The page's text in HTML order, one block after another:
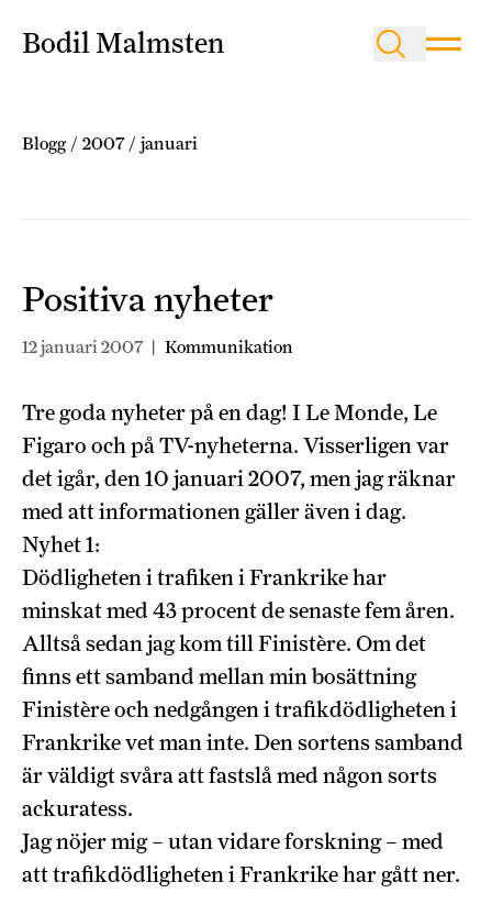
Bodil Malmsten
Blogg / 2007 / januari
Positiva nyheter
12 januari 2007 | Kommunikation
Tre goda nyheter på en dag! I Le Monde, Le
Figaro och på TV-nyheterna. Visserligen var
det igår, den 10 januari 2007, men jag räknar
med att informationen gäller även i dag.
Nyhet 1:
Dödligheten i trafiken i Frankrike har
minskat med 43 procent de senaste fem åren.
Alltså sedan jag kom till Finistère. Om det
finns ett samband mellan min bosättning
Finistère och nedgången i trafikdödligheten i
Frankrike vet man inte. Den sortens samband
är väldigt svåra att fastslå med någon sorts
ackuratess.
Jag nöjer mig – utan vidare forskning – med
att trafikdödligheten i Frankrike har gått ner.